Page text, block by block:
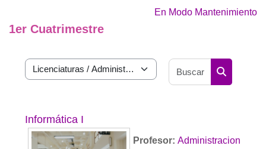
En Modo Mantenimiento
1er Cuatrimestre
Categorías
Buscar
Informática I
Profesor: Administracion